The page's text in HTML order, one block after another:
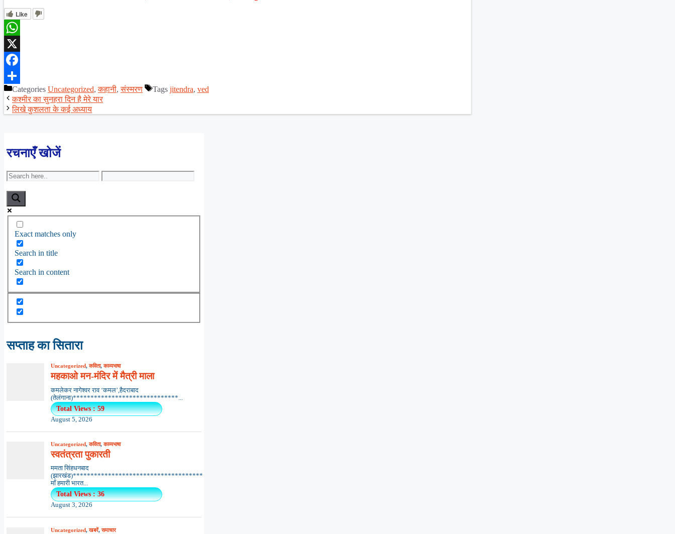
Like
WhatsApp
X
Facebook
ShareCategories Uncategorized,कहानी,संस्मरण Tags jitendra, ved
कश्मीर का सुनहरा दिन है मेरे यार
लिखे कुशलता के कई अध्याय
रचनाएँ खोजें
Exact matches only
Search in title
Search in content
सप्ताह का सितारा
Uncategorized,कविता,काव्यभाषा
महकाओ मन-मंदिर में मैत्री माला
कमलेकर नागेश्वर राव ‘कमल’,हैदराबाद
(तेलंगाना)******************************...
Total Views : 59
August 5, 2026
Uncategorized,कविता,काव्यभाषा
स्वतंत्रता पुकारती
ममता सिंहधनबाद
(झारखंड)*************************************
माँ हमारी भारत...
Total Views : 36
August 3, 2026
Uncategorized,खबरें,समाचार